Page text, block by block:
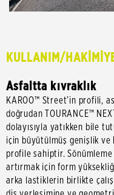
KULLANIM/
Asfaltta kıvraklık
KAROO™ Street’in profili,
doğrudan TOURANCE™
dolayısıyla yatıkken bile
için büyütülmüş genişlik ve
profile sahiptir.
artırmak için form
arka lastiklerin birlikte